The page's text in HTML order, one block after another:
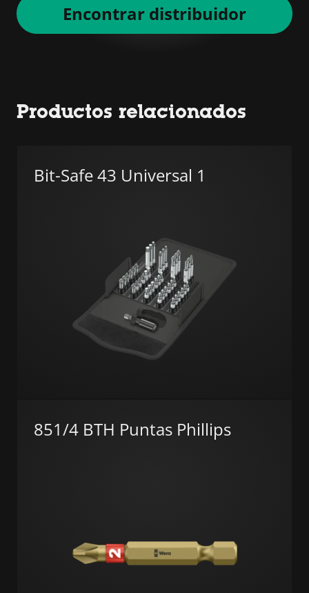
Encontrar distribuidor
Productos relacionados
Bit-Safe 43 Universal 1
851/4 BTH Puntas Phillips